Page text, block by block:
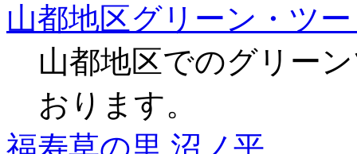
山都地区グリーン・ツ
山都地区でのグリー
おります。